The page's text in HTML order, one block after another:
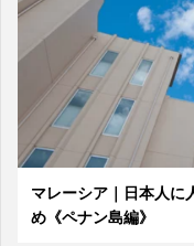
マレーシア｜日本人に
め《ペナン島編》